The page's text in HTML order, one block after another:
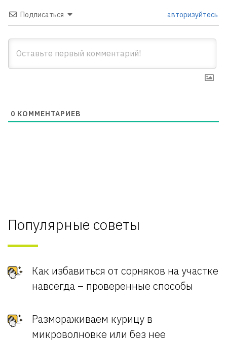
Подписаться авторизуйтесь
0 КОММЕНТАРИЕВ
Популярные советы
Как избавиться от сорняков на участке
навсегда – проверенные способы
Размораживаем курицу в
микроволновке или без нее